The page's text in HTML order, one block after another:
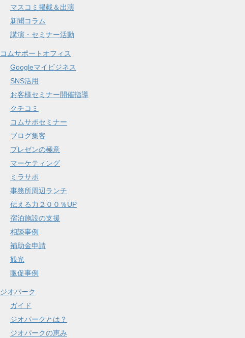
マスコミ掲載＆出演
新聞コラム
講演・セミナー活動
コムサポートオフィス
Googleマイビジネス
SNS活用
お客様セミナー開催指導
クチコミ
コムサポセミナー
ブログ集客
プレゼンの極意
マーケティング
ミラサポ
事務所周辺ランチ
伝える力２００％UP
宿泊施設の支援
相談事例
補助金申請
観光
販促事例
ジオパーク
ガイド
ジオパークとは？
ジオパークの恵み